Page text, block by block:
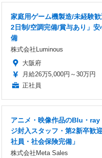
家庭用ゲーム機製造/未経験
2日制/空調完備/賞与あり」
備
株式会社Luminous
大阪府
月給26万5,000円～30万円
正社員
アニメ・映像作品のBlu・ray
ジ封入スタッフ・第2新卒歓
社員・社会保険完備」
株式会社Meta Sales